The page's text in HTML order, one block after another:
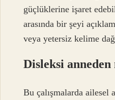
güçlüklerine işaret
arasında bir şeyi
veya yetersiz kelime
Disleksi anneden
Bu çalışmalarda ailesel